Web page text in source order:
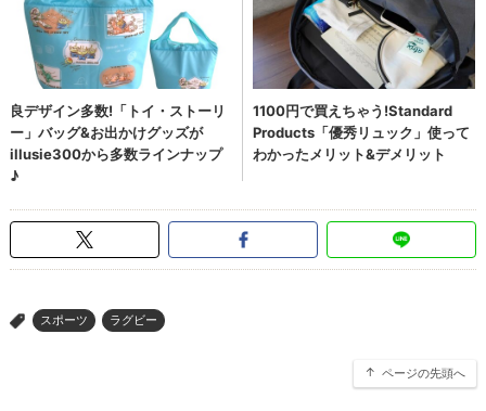
> スポーツ ラグビー
ページの先頭へ